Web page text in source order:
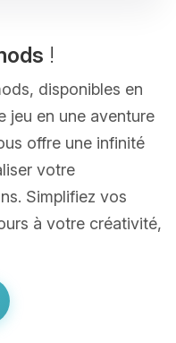
!
disponibles en
jeu en une aventure
offre une infinité
votre
Simplifiez vos
à votre créativité,